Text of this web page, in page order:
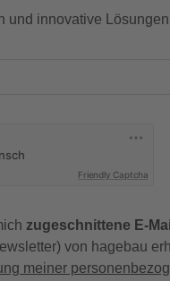
und innovative Lösungen
Friendly Captcha
zugeschnittene E-
von hagebau
meiner